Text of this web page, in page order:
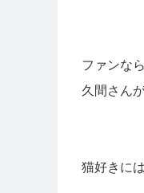
ファンな
久間さん
猫好きに